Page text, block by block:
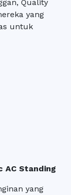
Quality
yang
untuk
AC Standing
yang